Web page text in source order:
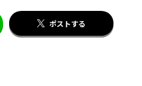
ポストする